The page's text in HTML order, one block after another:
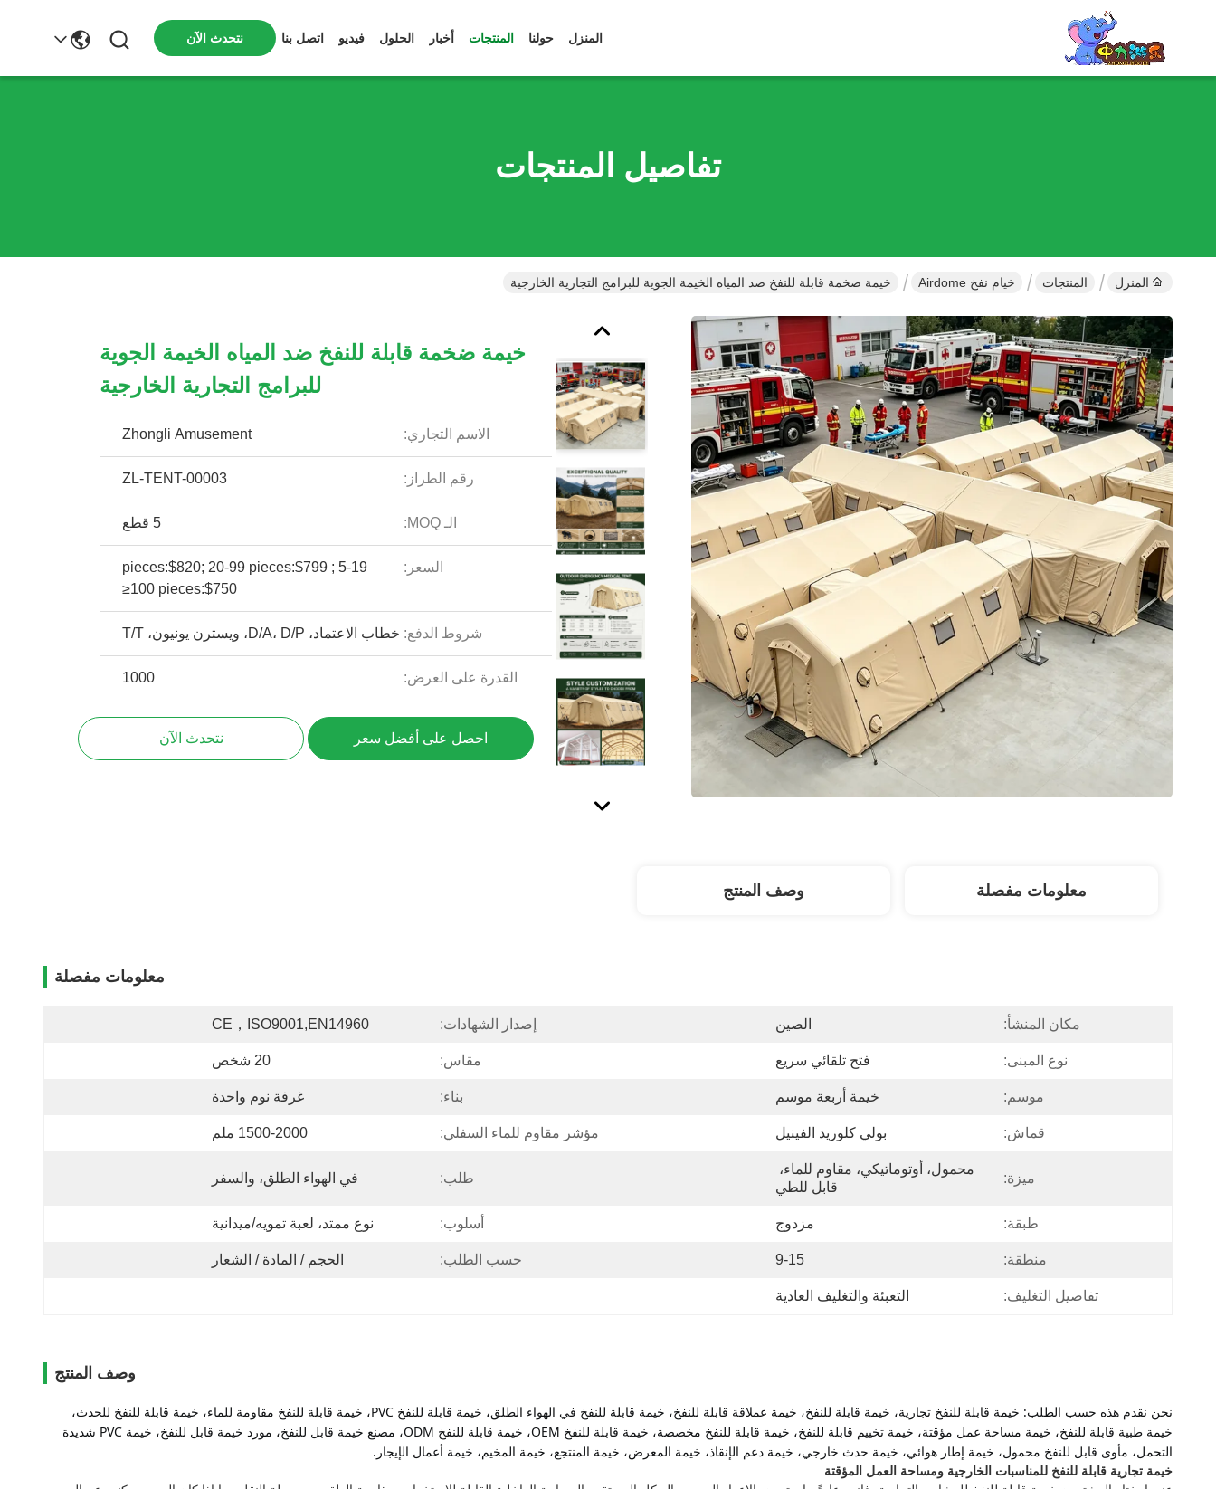
المنزل حولنا المنتجات أخبار الحلول فيديو اتصل بنا نتحدث الآن
تفاصيل المنتجات
المنزل المنتجات خيام نفخ Airdome خيمة ضخمة قابلة للنفخ ضد المياه الخيمة الجوية للبرامج التجارية الخارجية
خيمة ضخمة قابلة للنفخ ضد المياه الخيمة الجوية
للبرامج التجارية الخارجية
الاسم التجاري: Zhongli Amusement
رقم الطراز: ZL-TENT-00003
الـ MOQ: 5 قطع
السعر:
5-19 pieces:$820; 20-99 pieces:$799 ;
≥100 pieces:$750
شروط الدفع: خطاب الاعتماد، D/A، D/P، ويسترن يونيون، T/T
القدرة على العرض: 1000
احصل على أفضل سعر نتحدث الآن
معلومات مفصلة وصف المنتج
معلومات مفصلة
مكان المنشأ: الصين إصدار الشهادات: CE，ISO9001,EN14960
نوع المبنى: فتح تلقائي سريع مقاس: 20 شخص
موسم: خيمة أربعة موسم بناء: غرفة نوم واحدة
قماش: بولي كلوريد الفينيل مؤشر مقاوم للماء السفلي: 1500-2000 ملم
ميزة:
قابل للطي
طلب: في الهواء الطلق، والسفر
طبقة: مزدوج أسلوب: نوع ممتد، لعبة تمويه/ميدانية
منطقة: 9-15 حسب الطلب: الحجم / المادة / الشعار
تفاصيل التغليف: التعبئة والتغليف العادية
وصف المنتج
التحمل، مأوى قابل للنفخ محمول، خيمة إطار هوائي، خيمة حدث خارجي، خيمة دعم الإنقاذ، خيمة المعرض، خيمة المنتجع، خيمة المخيم، خيمة أعمال الإيجار.
خيمة تجارية قابلة للنفخ للمناسبات الخارجية ومساحة العمل المؤقتة